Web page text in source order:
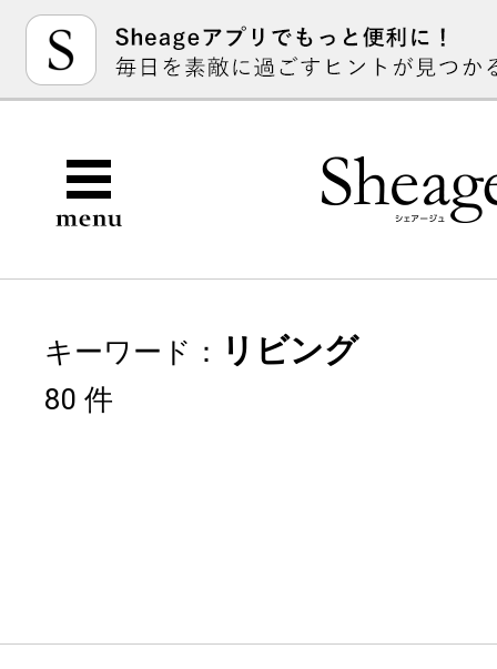
キーワード： リビング
80 件